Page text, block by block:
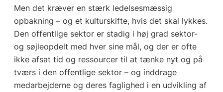
Men det kræver en stærk ledelsesmæssig
opbakning – og et kulturskifte, hvis det skal lykkes.
Den offentlige sektor er stadig i høj grad sektor-
og søjleopdelt med hver sine mål, og der er ofte
ikke afsat tid og ressourcer til at tænke nyt og på
tværs i den offentlige sektor – og inddrage
medarbejderne og deres faglighed i en udvikling af